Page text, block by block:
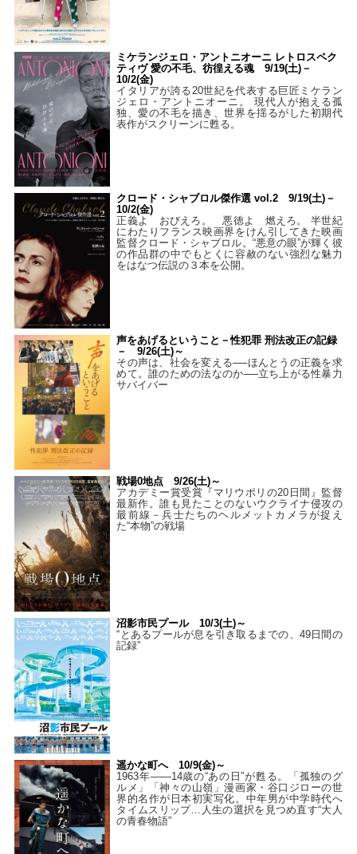
ミケランジェロ・アントニオーニ レトロスペク
ティヴ 愛の不毛、彷徨える魂 9/19(土)－
10/2(金)
イタリアが誇る20世紀を代表する巨匠ミケラン
ジェロ・アントニオーニ。 現代人が抱える孤
独、愛の不毛を描き、世界を揺るがした初期代
表作がスクリーンに甦る。
クロード・シャブロル傑作選 vol.2 9/19(土)－
10/2(金)
正義よ おびえろ。 悪徳よ 燃えろ。 半世紀
にわたりフランス映画界をけん引してきた映画
監督クロード・シャブロル。“悪意の眼”が輝く彼
の作品群の中でもとくに容赦のない強烈な魅力
をはなつ伝説の３本を公開。
声をあげるということ－性犯罪 刑法改正の記録
－ 9/26(土)～
その声は、社会を変える──ほんとうの正義を求
めて。誰のための法なのか──立ち上がる性暴力
サバイバー
戦場0地点 9/26(土)～
アカデミー賞受賞『マリウポリの20日間』監督
最新作。誰も見たことのないウクライナ侵攻の
最前線－兵士たちのヘルメットカメラが捉え
た“本物”の戦場
沼影市民プール 10/3(土)～
“とあるプールが息を引き取るまでの、49日間の
記録”
遥かな町へ 10/9(金)～
1963年――14歳の“あの日”が甦る。「孤独のグ
ルメ」「神々の山嶺」漫画家・谷口ジローの世
界的名作が日本初実写化。中年男が中学時代へ
タイムスリップ…人生の選択を見つめ直す“大人
の青春物語”